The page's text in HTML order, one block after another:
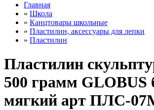
Главная
» Школа
» Канцтовары школьные
» Пластилин, аксессуары для лепки
» Пластилин
Пластилин
500 грамм GLOBUS
мягкий арт ПЛС-